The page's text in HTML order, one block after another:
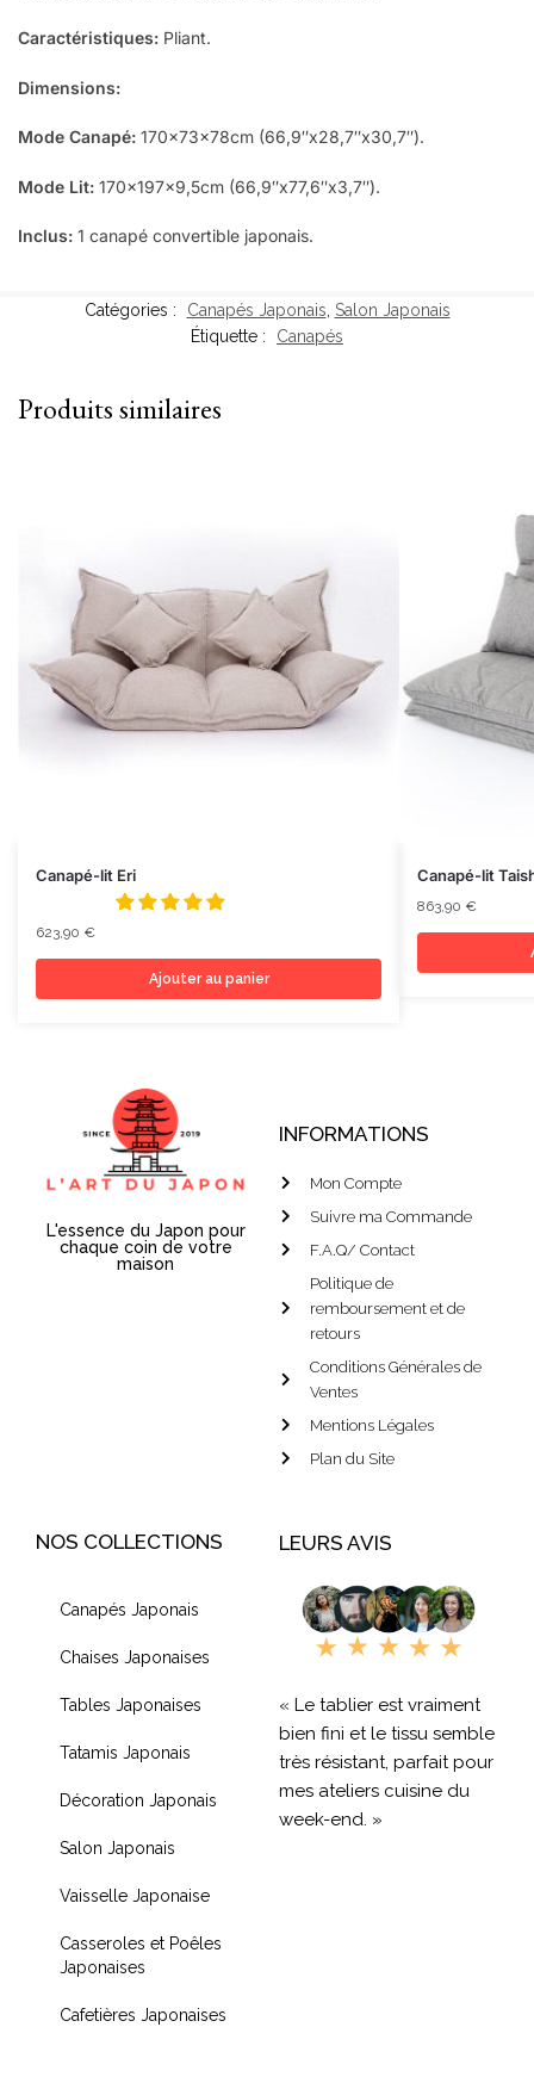
Caractéristiques: Pliant.
Dimensions:
Mode Canapé: 170x73x78cm (66,9″x28,7″x30,7″).
Mode Lit: 170x197x9,5cm (66,9″x77,6″x3,7″).
Inclus: 1 canapé convertible japonais.
Catégories : Canapés Japonais Salon Japonais
Étiquette :
Canapés
Produits similaires
Canapé-lit Eri
623,90 €
Ajouter au panier
Canapé-lit
863,90 €
L'essence du Japon pour
chaque coin de votre
maison
INFORMATIONS
Mon Compte
Suivre ma Commande
F.A.Q/ Contact
Politique de
remboursement et de
retours
Conditions Générales de
Ventes
Mentions Légales
Plan du Site
NOS COLLECTIONS
Canapés Japonais
Chaises Japonaises
Tables Japonaises
Tatamis Japonais
Décoration Japonais
Salon Japonais
Vaisselle Japonaise
Casseroles et Poêles
Japonaises
Cafetières Japonaises
LEURS AVIS
« Le tablier est vraiment
bien fini et le tissu semble
très résistant, parfait pour
mes ateliers cuisine du
week-end. »